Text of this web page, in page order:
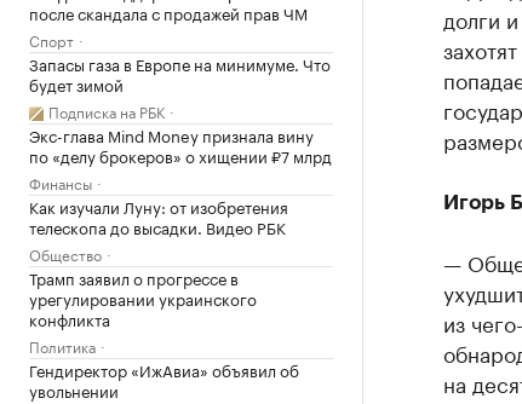
после скандала с продажей прав ЧМ
Спорт
Запасы газа в Европе на минимуме. Что
будет зимой
Подписка на РБК
Экс-глава Mind Money признала вину
по «делу брокеров» о хищении ₽7 млрд
Финансы
Как изучали Луну: от изобретения
телескопа до высадки. Видео РБК
Общество
Трамп заявил о прогрессе в
урегулировании украинского
конфликта
Политика
Гендиректор «ИжАвиа» объявил об
увольнении
долги
Игорь
—
из
на